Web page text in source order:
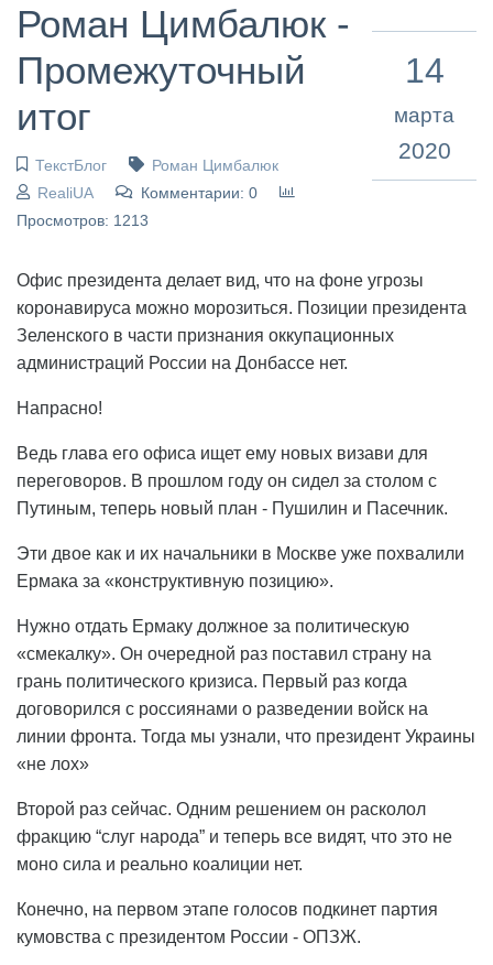
Роман Цимбалюк -
Промежуточный
итог
ТекстБлог
Роман Цимбалюк
RealiUA
Комментарии: 0
Просмотров: 1213
14
марта
2020
Офис президента делает вид, что на фоне угрозы
коронавируса можно морозиться. Позиции президента
Зеленского в части признания оккупационных
администраций России на Донбассе нет.
Напрасно!
Ведь глава его офиса ищет ему новых визави для
переговоров. В прошлом году он сидел за столом с
Путиным, теперь новый план - Пушилин и Пасечник.
Эти двое как и их начальники в Москве уже похвалили
Ермака за «конструктивную позицию».
Нужно отдать Ермаку должное за политическую
«смекалку». Он очередной раз поставил страну на
грань политического кризиса. Первый раз когда
договорился с россиянами о разведении войск на
линии фронта. Тогда мы узнали, что президент Украины
«не лох»
Второй раз сейчас. Одним решением он расколол
фракцию “слуг народа” и теперь все видят, что это не
моно сила и реально коалиции нет.
Конечно, на первом этапе голосов подкинет партия
кумовства с президентом России - ОПЗЖ.